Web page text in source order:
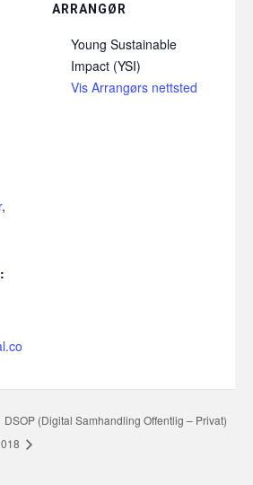
,
ARRANGØR
Young Sustainable
Impact (YSI)
Vis Arrangørs nettsted
DSOP (Digital Samhandling Offentlig – Privat)